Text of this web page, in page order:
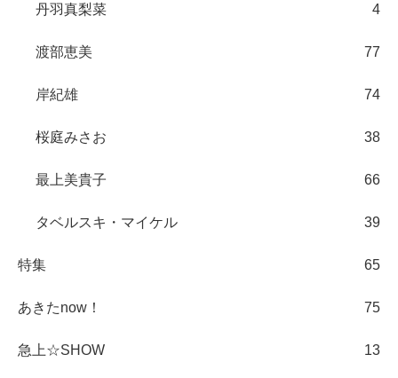
丹羽真梨菜 4
渡部恵美 77
岸紀雄 74
桜庭みさお 38
最上美貴子 66
タベルスキ・マイケル 39
特集 65
あきたnow！ 75
急上☆SHOW 13